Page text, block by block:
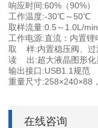
响应时间:60%（90%
工作温度:-30℃～50℃
取样流量:0.5～1.0L/min
工作电源:直流：内置
取 样:内置稳压阀、过
读 出:超大液晶图形化
输出接口:USB1.1规范
重量尺寸:258×240×88
在线咨询